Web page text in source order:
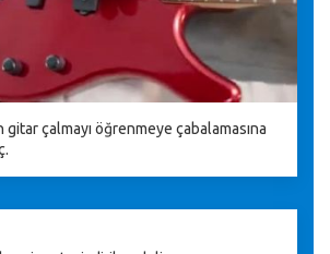
çalmayı öğrenmeye çabalamasına